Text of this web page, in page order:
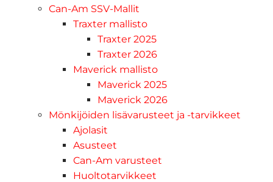
Can-Am SSV-Mallit
Traxter mallisto
Traxter 2025
Traxter 2026
Maverick mallisto
Maverick 2025
Maverick 2026
Mönkijöiden lisävarusteet ja -tarvikkeet
Ajolasit
Asusteet
Can-Am varusteet
Huoltotarvikkeet